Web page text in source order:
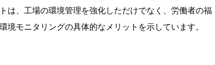
は、工場の環境管理を強化しただけでなく、労働者の福
モニタリングの具体的なメリットを示しています。